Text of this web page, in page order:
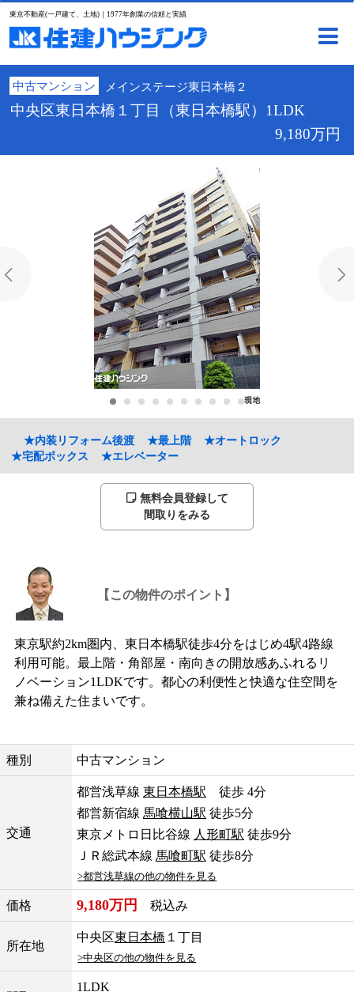
東京不動産(一戸建て、土地)｜1977年創業の信頼と実績
中古マンション メインステージ東日本橋２
中央区東日本橋１丁目（東日本橋駅）1LDK
9,180万円
★内装リフォーム後渡 ★最上階
★オートロック
★宅配ボックス
★エレベーター
無料会員登録して
間取りをみる
【この物件のポイント】
東京駅約2km圏内、東日本橋駅徒歩4分をはじめ4駅4路線
利用可能。最上階・角部屋・南向きの開放感あふれるリ
ノベーション1LDKです。都心の利便性と快適な住空間を
兼ね備えた住まいです。
種別 中古マンション
交通
都営浅草線 東日本橋駅 徒歩 4分
都営新宿線 馬喰横山駅 徒歩5分
東京メトロ日比谷線 人形町駅 徒歩9分
ＪＲ総武本線 馬喰町駅 徒歩8分
>都営浅草線の他の物件を見る
価格 9,180万円 税込み
所在地
中央区東日本橋 １丁目
>中央区の他の物件を見る
1LDK